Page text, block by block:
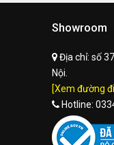
Showroom
Địa chỉ: số
Nội.
[Xem đường
Hotline: